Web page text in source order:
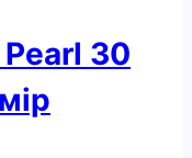
Pearl 30